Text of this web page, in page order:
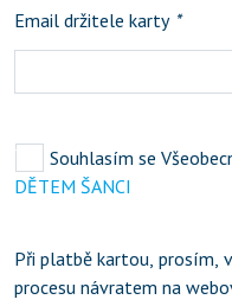
Email držitele karty *
Souhlasím se
DĚTEM ŠANCI
Při platbě kartou, prosím,
procesu návratem na